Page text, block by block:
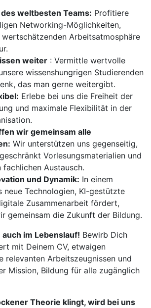
weltbesten Teams: Profitiere
Networking-Möglichkeiten,
wertschätzenden Arbeitsatmosphäre
weiter : Vermittle wertvolle
wissenshungrigen Studierenden
das man gerne weitergibt.
Erlebe bei uns die Freiheit der
und maximale Flexibilität in der
wir gemeinsam alle
Wir unterstützen uns gegenseitig,
Vorlesungsmaterialien und
Austausch.
und Dynamik: In einem
neue Technologien, KI-gestützte
Zusammenarbeit fördert,
gemeinsam die Zukunft der Bildung.
im Lebenslauf! Bewirb Dich
mit Deinem CV, etwaigen
relevanten Arbeitszeugnissen und
Mission, Bildung für alle zugänglich
Theorie klingt, wird bei uns